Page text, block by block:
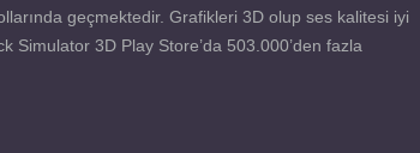
geçmektedir. Grafikleri 3D olup ses kalitesi iyi
Simulator 3D Play Store’da 503.000’den fazla